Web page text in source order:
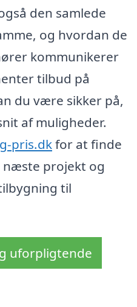
den samlede
og hvordan de
kommunikerer
tilbud på
du være sikker på,
af muligheder.
pris.dkfor at finde
projekt og
til
uforpligtende